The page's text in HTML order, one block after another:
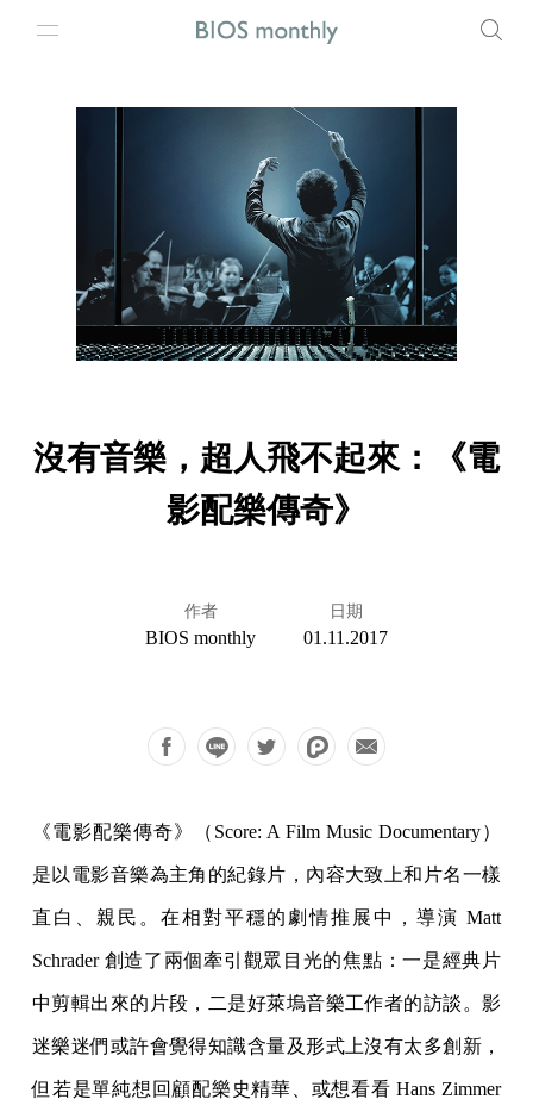
沒有音樂，超人飛不起來：《電
影配樂傳奇》
作者
BIOS monthly
日期
01.11.2017
《電影配樂傳奇》（Score: A Film Music Documentary）
是以電影音樂為主角的紀錄片，內容大致上和片名一樣
直白、親民。在相對平穩的劇情推展中，導演 Matt
Schrader 創造了兩個牽引觀眾目光的焦點：一是經典片
中剪輯出來的片段，二是好萊塢音樂工作者的訪談。影
迷樂迷們或許會覺得知識含量及形式上沒有太多創新，
但若是單純想回顧配樂史精華、或想看看 Hans Zimmer